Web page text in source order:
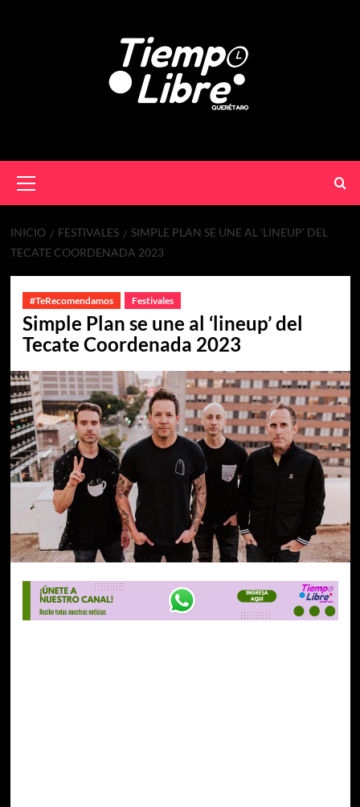
INICIO FESTIVALES
SIMPLE PLAN SE UNE AL ‘LINEUP’ DEL
TECATE COORDENADA 2023
#TeRecomendamos Festivales
Simple Plan se une al ‘lineup’ del
Tecate Coordenada 2023